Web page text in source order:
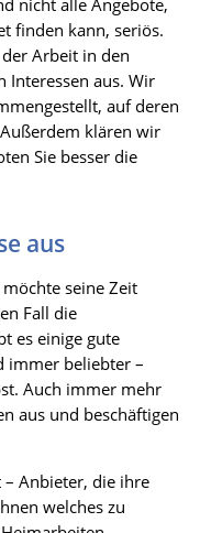
nicht alle Angebote,
finden kann, seriös.
Arbeit in den
Interessen aus. Wir
auf deren
klären wir
Sie besser die
aus
seine Zeit
Fall die
es einige gute
immer beliebter –
Auch immer mehr
aus und beschäftigen
Anbieter, die ihre
welches zu